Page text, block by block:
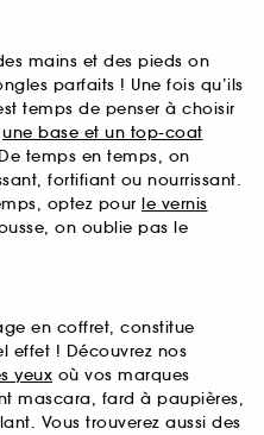
mains et des pieds on
parfaits ! Une fois qu’ils
temps de penser à choisir
une base et un top-coat
temps en temps, on
fortifiant ou nourrissant.
optez pour le vernis
on oublie pas le
en coffret, constitue
effet ! Découvrez nos
yeux où vos marques
mascara, fard à paupières,
Vous trouverez aussi des